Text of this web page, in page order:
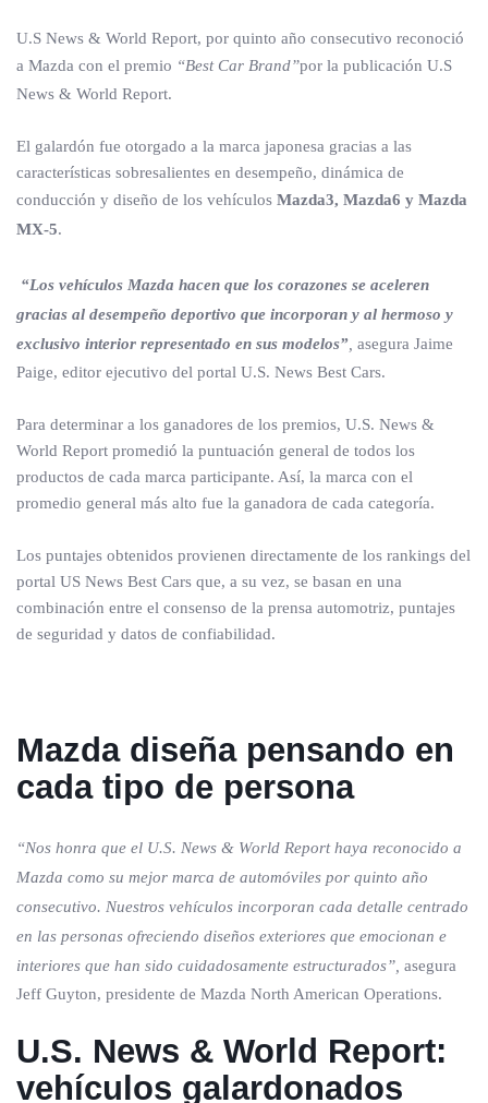
U.S News & World Report, por quinto año consecutivo reconoció
a Mazda con el premio “Best Car Brand”por la publicación U.S
News & World Report.
El galardón fue otorgado a la marca japonesa gracias a las
características sobresalientes en desempeño, dinámica de
conducción y diseño de los vehículos Mazda3, Mazda6 y Mazda
MX-5.
“Los vehículos Mazda hacen que los corazones se aceleren
gracias al desempeño deportivo que incorporan y al hermoso y
exclusivo interior representado en sus modelos” asegura Jaime
Paige, editor ejecutivo del portal U.S. News Best Cars.
Para determinar a los ganadores de los premios, U.S. News &
World Report promedió la puntuación general de todos los
productos de cada marca participante. Así, la marca con el
promedio general más alto fue la ganadora de cada categoría.
Los puntajes obtenidos provienen directamente de los rankings del
portal US News Best Cars que, a su vez, se basan en una
combinación entre el consenso de la prensa automotriz, puntajes
de seguridad y datos de confiabilidad.
Mazda diseña pensando en
cada tipo de persona
“Nos honra que el U.S. News & World Report haya reconocido a
Mazda como su mejor marca de automóviles por quinto año
consecutivo. Nuestros vehículos incorporan cada detalle centrado
en las personas ofreciendo diseños exteriores que emocionan e
interiores que han sido cuidadosamente estructurados”, asegura
Jeff Guyton, presidente de Mazda North American Operations.
U.S. News & World Report:
vehículos galardonados